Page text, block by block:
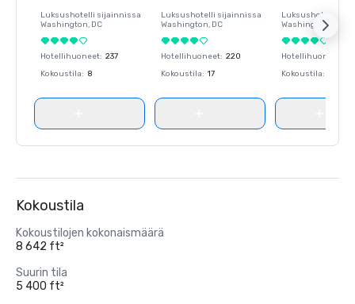
Luksushotelli sijainnissa
Washington, DC
Hotellihuoneet: 237
Kokoustila: 8
Luksushotelli sijainnissa
Washington, DC
Hotellihuoneet: 220
Kokoustila: 17
Luksushotelli
Washington
Hotellihuoneet
Kokoustila:
Kokoustila
Kokoustilojen kokonaismäärä
8 642 ft²
Suurin tila
5 400 ft²